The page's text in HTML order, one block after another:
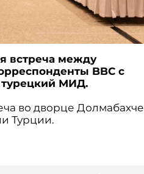
встреча между
BBC с
турецкий МИД.
во дворце Долмабахче
Турции.